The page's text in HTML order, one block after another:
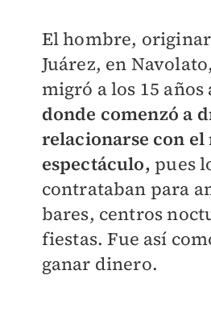
El hombre,
Juárez, en
migró a los 15 años
donde comenzó a
relacionarse con
espectáculo, pues
contrataban para
bares, centros
fiestas. Fue así
ganar dinero.